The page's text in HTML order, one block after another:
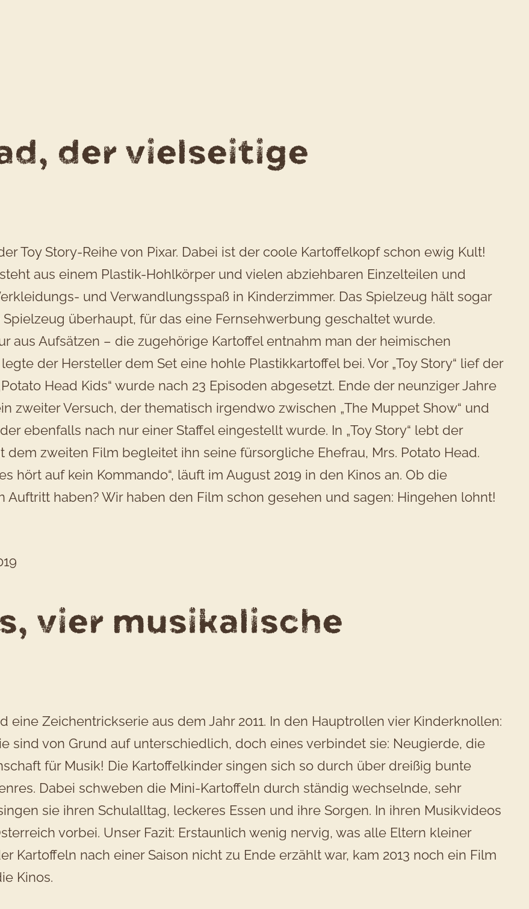
der vielseitige
Toy Story-Reihe von Pixar. Dabei ist der coole Kartoffelkopf schon ewig Kult!
aus einem Plastik-Hohlkörper und vielen abziehbaren Einzelteilen und
und Verwandlungsspaß in Kinderzimmer. Das Spielzeug hält sogar
überhaupt, für das eine Fernsehwerbung geschaltet wurde.
aus Aufsätzen – die zugehörige Kartoffel entnahm man der heimischen
der Hersteller dem Set eine hohle Plastikkartoffel bei. Vor „Toy Story“ lief der
Head Kids“ wurde nach 23 Episoden abgesetzt. Ende der neunziger Jahre
zweiter Versuch, der thematisch irgendwo zwischen „The Muppet Show“ und
ebenfalls nach nur einer Staffel eingestellt wurde. In „Toy Story“ lebt der
dem zweiten Film begleitet ihn seine fürsorgliche Ehefrau, Mrs. Potato Head.
hört auf kein Kommando“, läuft im August 2019 in den Kinos an. Ob die
haben? Wir haben den Film schon gesehen und sagen: Hingehen lohnt!
vier musikalische
eine Zeichentrickserie aus dem Jahr 2011. In den Hauptrollen vier Kinderknollen:
sind von Grund auf unterschiedlich, doch eines verbindet sie: Neugierde, die
für Musik! Die Kartoffelkinder singen sich so durch über dreißig bunte
Dabei schweben die Mini-Kartoffeln durch ständig wechselnde, sehr
sie ihren Schulalltag, leckeres Essen und ihre Sorgen. In ihren Musikvideos
vorbei. Unser Fazit: Erstaunlich wenig nervig, was alle Eltern kleiner
Kartoffeln nach einer Saison nicht zu Ende erzählt war, kam 2013 noch ein Film
Kinos.